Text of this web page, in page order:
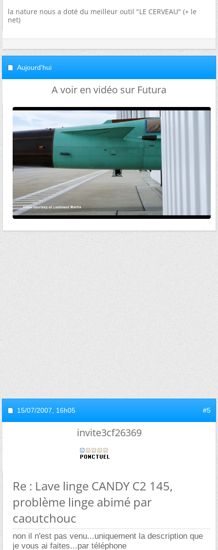
la nature nous a doté du meilleur outil "LE CERVEAU" (+ le
net)
Aujourd'hui
A voir en vidéo sur Futura
15/07/2007, 16h05 #5
invite3cf26369
Re : Lave linge CANDY C2 145,
problème linge abimé par
caoutchouc
non il n'est pas venu...uniquement la description que
je vous ai faites...par téléphone